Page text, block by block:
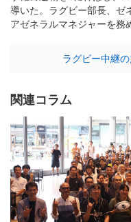
導いた。ラグビー部長、ゼ
アゼネラルマネジャーを務
ラグビー中継
関連コラム